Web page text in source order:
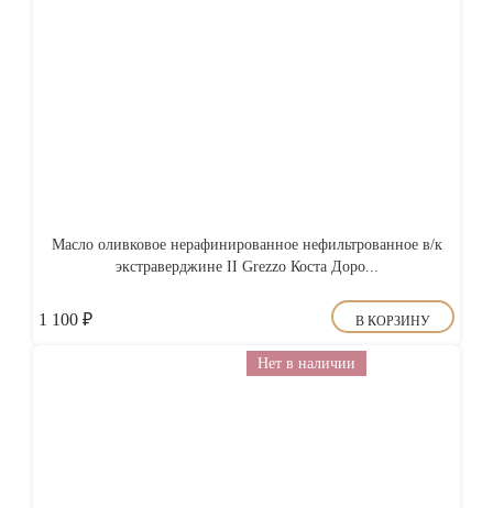
Масло оливковое нерафинированное нефильтрованное в/к
экстраверджине II Grezzo Коста Доро...
1 100 ₽ В КОРЗИНУ
Нет в наличии